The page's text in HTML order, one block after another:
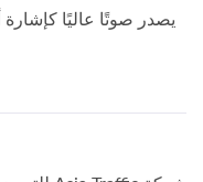
يصدر صوتًا عاليًا كإشارة